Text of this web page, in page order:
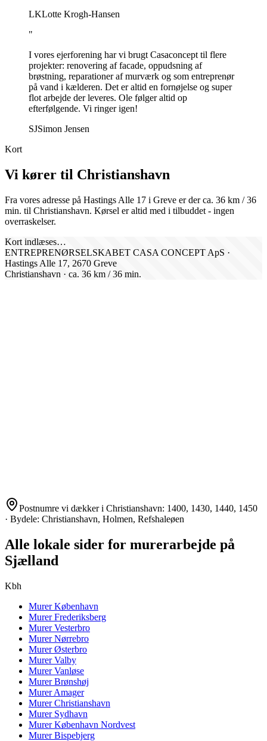
LKLotte Krogh-Hansen
"
I vores ejerforening har vi brugt Casaconcept til flere
projekter: renovering af facade, oppudsning af
brøstning, reparationer af murværk og som entreprenør
på vand i kælderen. Det er altid en fornøjelse og super
flot arbejde der leveres. Ole følger altid op
efterfølgende. Vi ringer igen!
SJSimon Jensen
Kort
Vi kører til Christianshavn
Fra vores adresse på Hastings Alle 17 i Greve er der ca. 36 km /36
min. til Christianshavn. Kørsel er altid med i tilbuddet - ingen
overraskelser.
Kort indlæses…
ENTREPRENØRSELSKABET CASA CONCEPT ApS ·
Hastings Alle 17, 2670 Greve
Christianshavn · ca. 36 km /36 min.
Postnumre vi dækker i Christianshavn: 1400, 1430, 1440, 1450
· Bydele: Christianshavn, Holmen, Refshaleøen
Alle lokale sider for murerarbejde på
Sjælland
Kbh
MurerKøbenhavn
MurerFrederiksberg
MurerVesterbro
MurerNørrebro
MurerØsterbro
MurerValby
MurerVanløse
MurerBrønshøj
MurerAmager
MurerChristianshavn
Murer Sydhavn
MurerKøbenhavn Nordvest
MurerBispebjerg